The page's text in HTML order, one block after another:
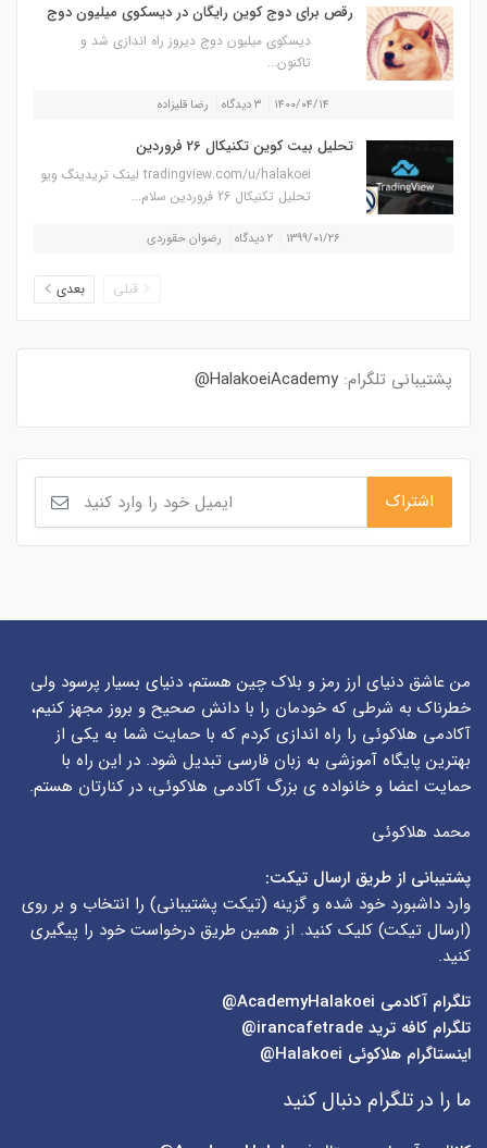
رقص برای دوج کوین رایگان در دیسکوی میلیون دوج
دیسکوی میلیون دوج دیروز راه اندازی شد و
تاکنون...
۱۴۰۰/۰۴/۱۴ ۳ دیدگاه رضا قلیزاده
تحلیل بیت کوین تکنیکال 26 فروردین
tradingview.com/u/halakoei لینک تریدینگ ویو
تحلیل تکنیکال 26 فروردین سلام...
۱۳۹۹/۰۱/۲۶ ۲ دیدگاه رضوان حقوردی
قبلی بعدی
پشتیبانی تلگرام: HalakoeiAcademy@
من عاشق دنیای ارز رمز و بلاک چین هستم، دنیای بسیار پرسود ولی
خطرناک به شرطی که خودمان را با دانش صحیح و بروز مجهز کنیم،
آکادمی هلاکوئی را راه اندازی کردم که با حمایت شما به یکی از
بهترین پایگاه آموزشی به زبان فارسی تبدیل شود. در این راه با
حمایت اعضا و خانواده ی بزرگ آکادمی هلاکوئی، در کنارتان هستم.
محمد هلاکوئی
پشتیبانی از طریق ارسال تیکت:
وارد داشبورد خود شده و گزینه (تیکت پشتیبانی) را انتخاب و بر روی
(ارسال تیکت) کلیک کنید. از همین طریق درخواست خود را پیگیری
کنید.
تلگرام آکادمی
تلگرام کافه ترید irancafetrade@
اینستاگرام هلاکوئی Halakoei@
ما را در تلگرام دنبال کنید